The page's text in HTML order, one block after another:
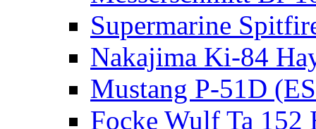
Supermarine
Nakajima Ki-84
Mustang P-51D
Focke Wulf Ta 152